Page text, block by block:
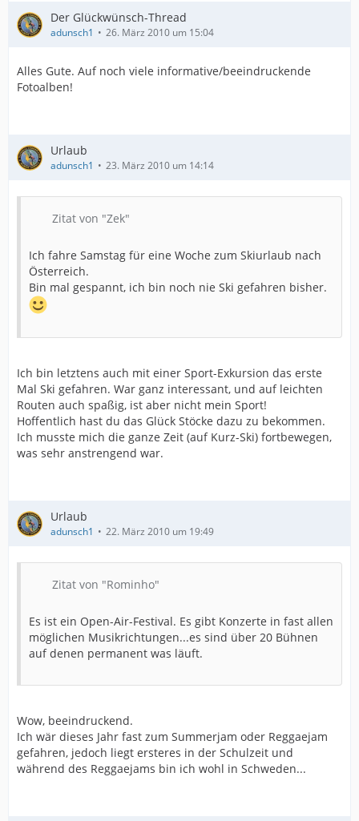
Der Glückwünsch-Thread
adunsch1 26. März 2010 um 15:04
Alles Gute. Auf noch viele informative/beeindruckende
Fotoalben!
Urlaub
adunsch1 23. März 2010 um 14:14
Zitat von "Zek"
Ich fahre Samstag für eine Woche zum Skiurlaub nach
Österreich.
Bin mal gespannt, ich bin noch nie Ski gefahren bisher.
Ich bin letztens auch mit einer Sport-Exkursion das erste
Mal Ski gefahren. War ganz interessant, und auf leichten
Routen auch spaßig, ist aber nicht mein Sport!
Hoffentlich hast du das Glück Stöcke dazu zu bekommen.
Ich musste mich die ganze Zeit (auf Kurz-Ski) fortbewegen,
was sehr anstrengend war.
Urlaub
adunsch1 22. März 2010 um 19:49
Zitat von "Rominho"
Es ist ein Open-Air-Festival. Es gibt Konzerte in fast allen
möglichen Musikrichtungen...es sind über 20 Bühnen
auf denen permanent was läuft.
Wow, beeindruckend.
Ich wär dieses Jahr fast zum Summerjam oder Reggaejam
gefahren, jedoch liegt ersteres in der Schulzeit und
während des Reggaejams bin ich wohl in Schweden...